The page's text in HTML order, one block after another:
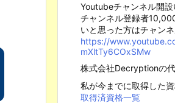
Youtubeチャンネル開設
チャンネル登録者
いと思った方はチャン
https://
mXltTy6COxSMw
株式会社Decryptionの代
私が今までに取得した資
取得済資格一覧